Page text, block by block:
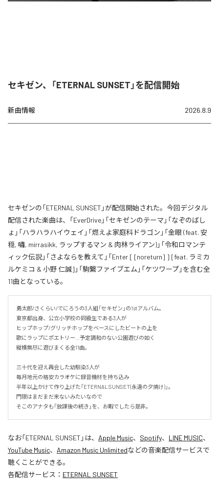
セキゼン、「ETERNAL SUNSET」を配信開始
新曲情報 2026.8.9
セキゼンの「ETERNAL SUNSET」が配信開始された。今回デジタル
配信された楽曲は、「EverDrive」「セキゼンのテーマ」「なぞのばし
ょ」「ハラハラハイウェイ」「燃えよ家庭科ドラゴン」「金眼 (feat. 安
穏, 嘯, mirrasikk, ラップするマン & 肉林ライアン)」「令和ロマンテ
ィック伝説」「さよならを教えて」「Enter [ [noreturn] ] [feat. ラミカ
ルケミコ & 小野 仁誠]」「駒繋ファイブエム」「ケツワープ」を含む全
11曲となっている。
勇太郎/さくらい/でにろうの3人組「セキゼン」の1stアルバム。
東京都出身、公立小学校の同級生である3人が
ヒップホップ/グリッチホップをベースにしたビートの上を
歌にラップにポエトリー…予定調和のない公園遊びの如く
縦横無尽に遊びまくる全11曲。
三十代を迎え再会した幼馴染3人が
毎月地元の格安カラオケに録音機材を持ち込み
半年以上かけて作り上げた「ETERNAL SUNSET(永遠の夕焼け)」。
門限はまだまだ来ないみたいなので
そこのアナタも「放課後の続き」を、お暇でしたら是非。
なお「ETERNAL SUNSET 」は、 Apple Music、 Spotify、 LINE MUSIC、
YouTube Music、 Amazon Music Unlimitedなどの音楽配信サービスで
聴くことができる。
各配信サービス： ETERNAL SUNSET